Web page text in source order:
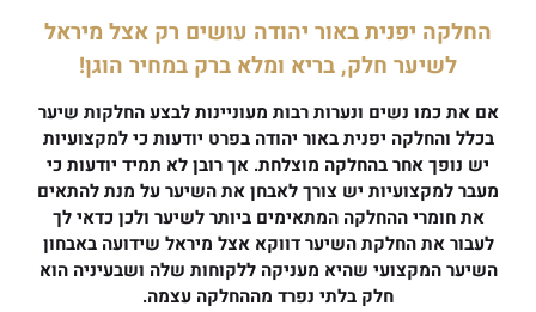
החלקה יפנית באור יהודה עושים רק אצל מיראל
לשיער חלק, בריא ומלא ברק במחיר הוגן!
אם את כמו נשים ונערות רבות מעוניינות לבצע החלקות שיער
בכלל והחלקה יפנית באור יהודה בפרט יודעות כי למקצועיות
יש נופך אחר בהחלקה מוצלחת. אך רובן לא תמיד יודעות כי
מעבר למקצועיות יש צורך לאבחן את השיער על מנת להתאים
את חומרי ההחלקה המתאימים ביותר לשיער ולכן כדאי לך
לעבור את החלקת השיער דווקא אצל מיראל שידועה באבחון
השיער המקצועי שהיא מעניקה ללקוחות שלה ושבעיניה הוא
חלק בלתי נפרד מההחלקה עצמה.